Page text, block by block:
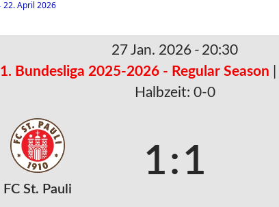
22. April 2026
27 Jan. 2026 - 20:30
1. Bundesliga 2025-2026 - Regular Season
Halbzeit: 0-0
FC St. Pauli
1:1